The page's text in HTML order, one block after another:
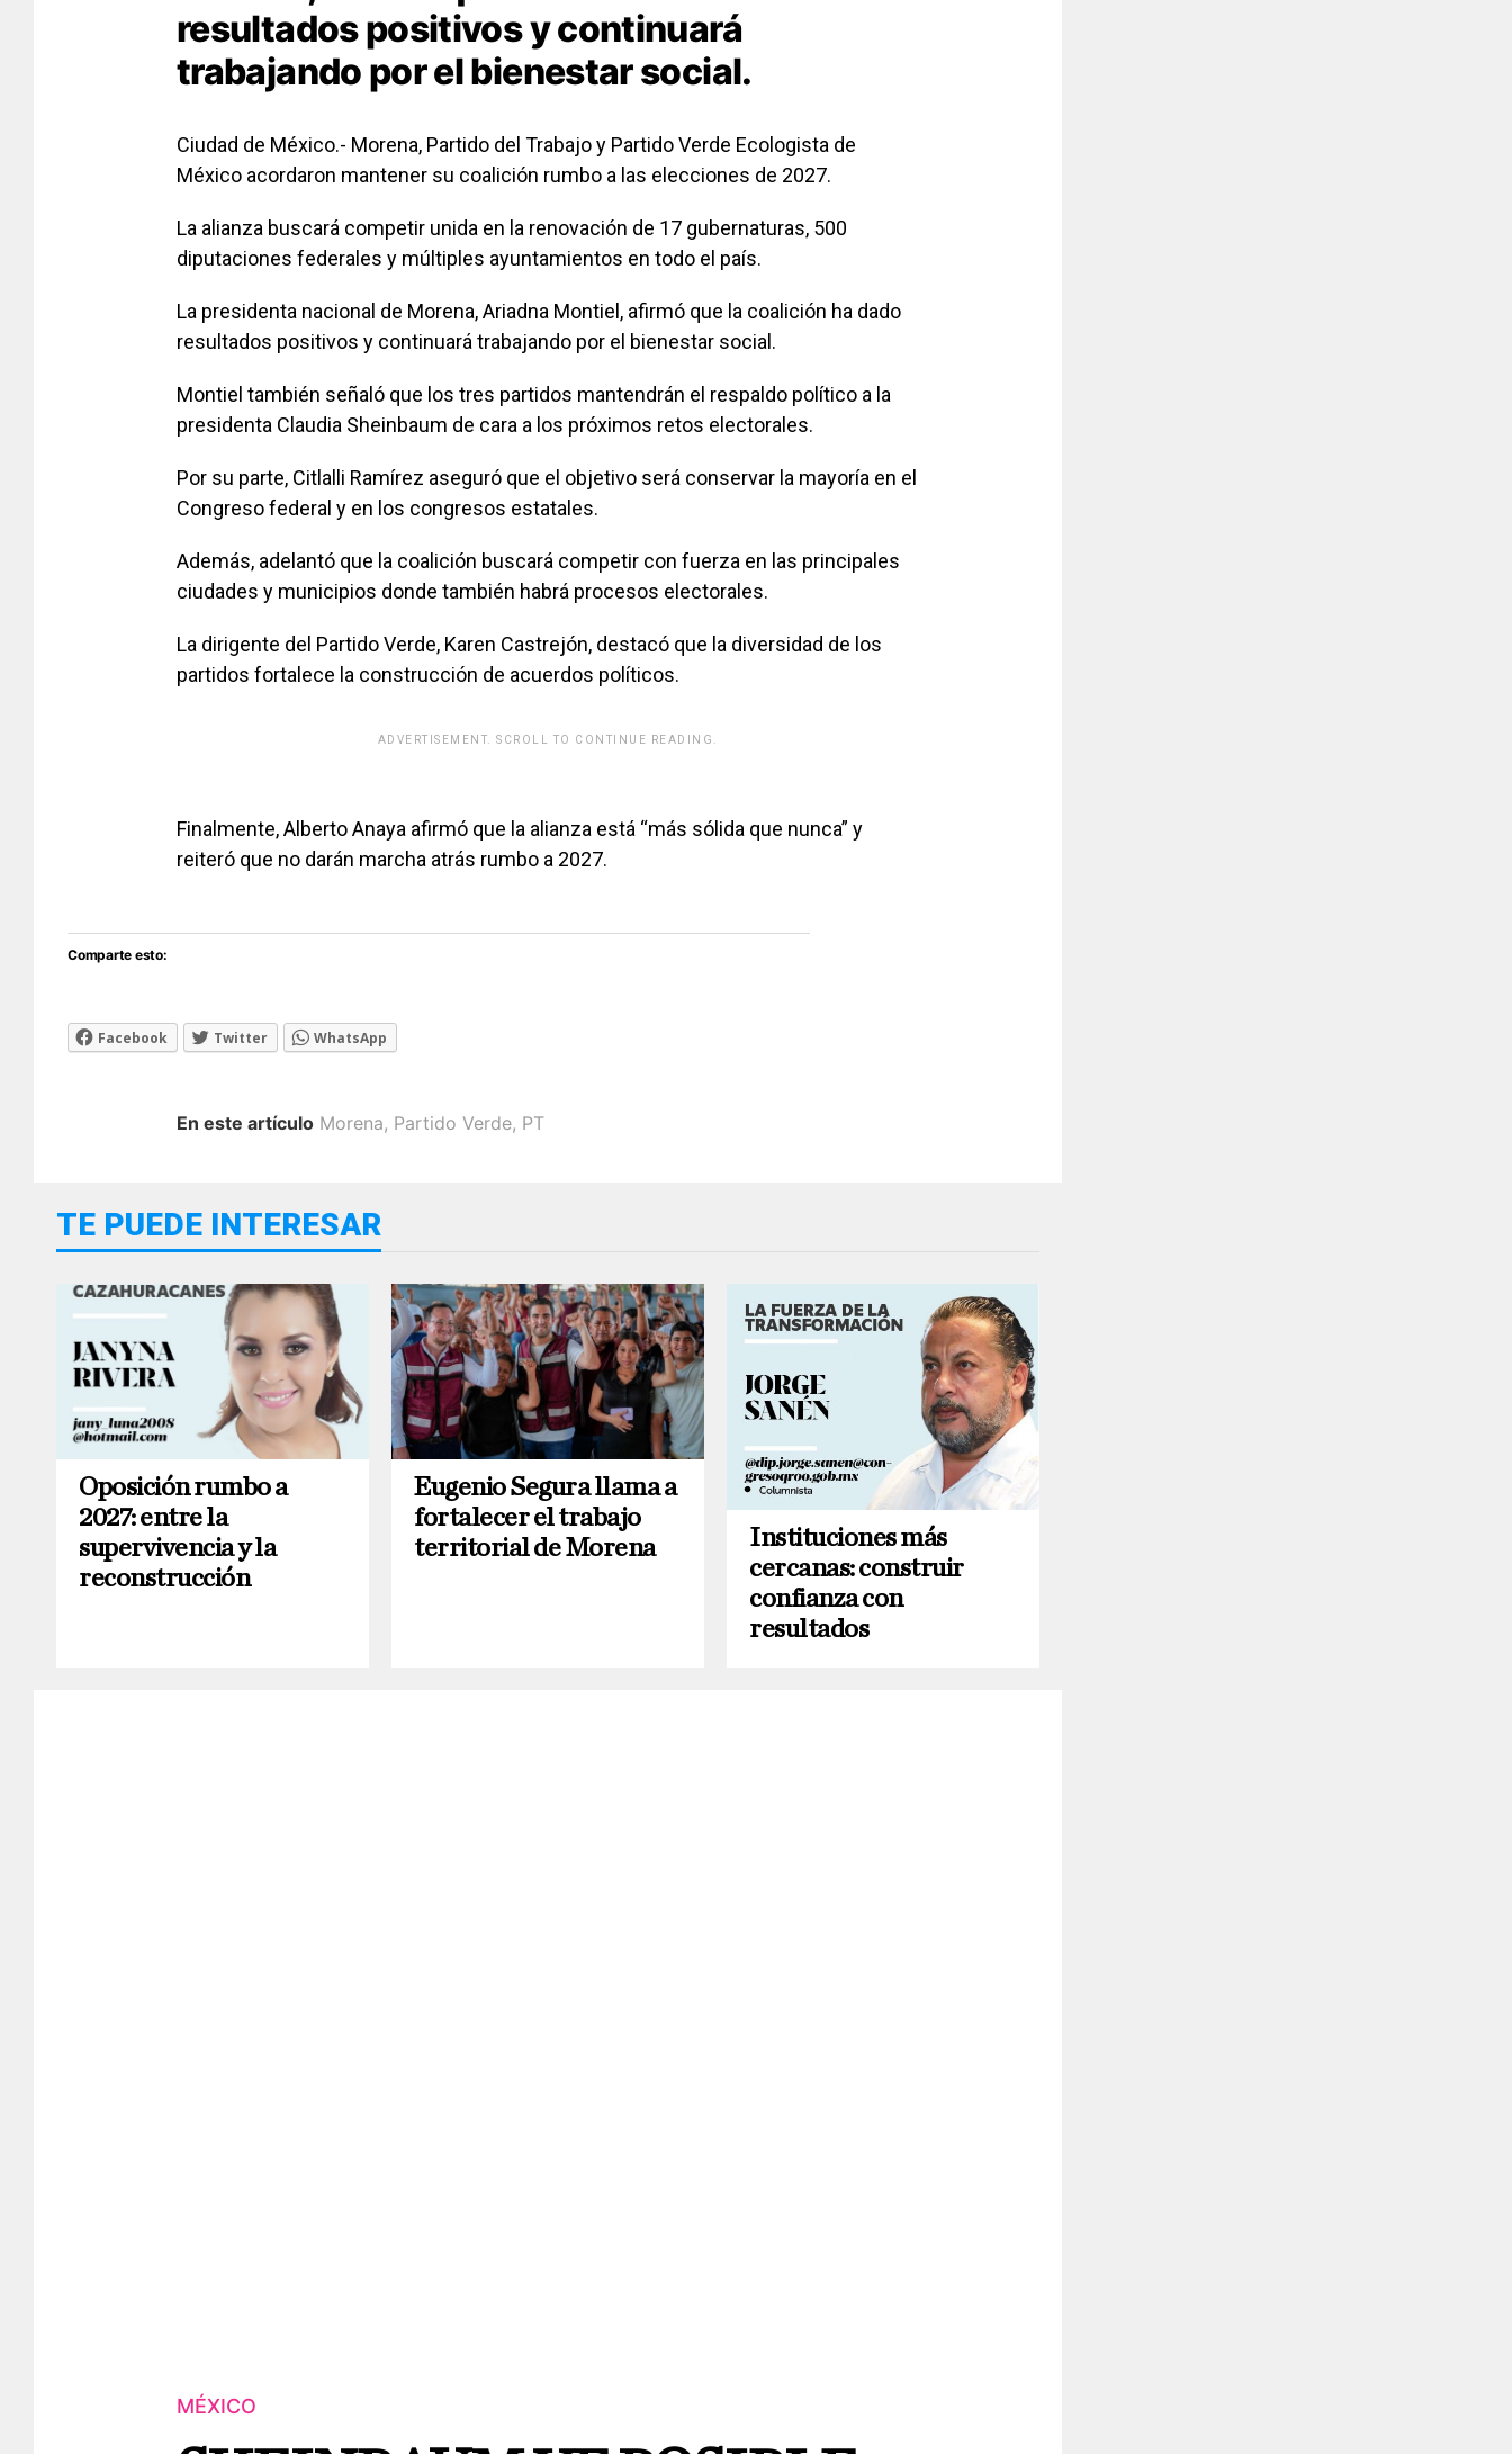
resultados positivos y continuará
trabajando por el bienestar social.
Ciudad de México.- Morena, Partido del Trabajo y Partido Verde Ecologista de
México acordaron mantener su coalición rumbo a las elecciones de 2027.
La alianza buscará competir unida en la renovación de 17 gubernaturas, 500
diputaciones federales y múltiples ayuntamientos en todo el país.
La presidenta nacional de Morena, Ariadna Montiel, afirmó que la coalición ha dado
resultados positivos y continuará trabajando por el bienestar social.
Montiel también señaló que los tres partidos mantendrán el respaldo político a la
presidenta Claudia Sheinbaum de cara a los próximos retos electorales.
Por su parte, Citlalli Ramírez aseguró que el objetivo será conservar la mayoría en el
Congreso federal y en los congresos estatales.
Además, adelantó que la coalición buscará competir con fuerza en las principales
ciudades y municipios donde también habrá procesos electorales.
La dirigente del Partido Verde, Karen Castrejón, destacó que la diversidad de los
partidos fortalece la construcción de acuerdos políticos.
ADVERTISEMENT. SCROLL TO CONTINUE READING.
Finalmente, Alberto Anaya afirmó que la alianza está “más sólida que nunca” y
reiteró que no darán marcha atrás rumbo a 2027.
Comparte esto:
Facebook Twitter WhatsApp
En este artículo Morena, Partido Verde, PT
TE PUEDE INTERESAR
Oposición rumbo a
2027: entre la
supervivencia y la
reconstrucción
Eugenio Segura llama a
fortalecer el trabajo
territorial de Morena
Instituciones más
cercanas: construir
confianza con
resultados
MÉXICO